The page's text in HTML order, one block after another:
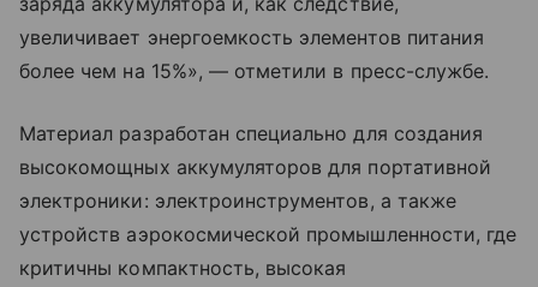
увеличивает энергоемкость элементов питания
более чем на 15%», — отметили в пресс-службе.
Материал разработан специально для создания
высокомощных аккумуляторов для портативной
электроники: электроинструментов, а также
устройств аэрокосмической промышленности, где
критичны компактность, высокая